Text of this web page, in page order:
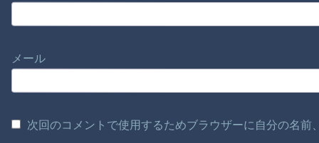
メール
次回のコメントで使用するためブラウザーに自分の名